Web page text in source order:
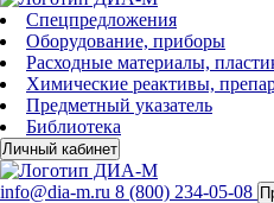
Спецпредложения
Оборудование, приборы
Расходные материалы,
Химические реактивы,
Предметный указатель
Библиотека
Личный кабинет
info@dia-m.ru 8 (800) 234-05-08